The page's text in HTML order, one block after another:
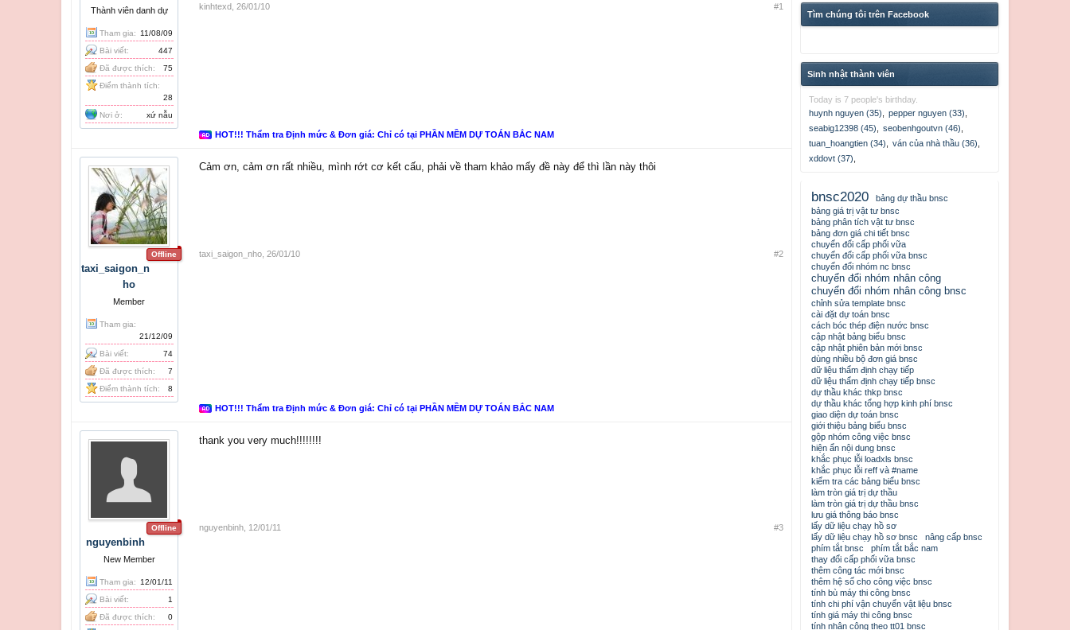
Thành viên danh dự
Tham gia:
11/08/09
Bài viết:
447
Đã được thích:
75
Điểm thành tích:
28
Nơi ở:
xứ nẫu
kinhtexd 26/01/10 #1
HOT!!! Thẩm tra Định mức & Đơn giá: Chỉ có tại PHẦN MỀM DỰ TOÁN BẮC NAM
Offline
taxi_saigon_n
ho
Member
Tham gia:
21/12/09
Bài viết:
74
Đã được thích:
7
Điểm thành tích:
8
Cảm ơn, cảm ơn rất nhiều, mình rớt cơ kết cấu, phải về tham khảo mấy đề này để thì lần này thôi
taxi_saigon_nho 26/01/10 #2
HOT!!! Thẩm tra Định mức & Đơn giá: Chỉ có tại PHẦN MỀM DỰ TOÁN BẮC NAM
Offline
nguyenbinh
New Member
Tham gia:
12/01/11
Bài viết:
1
Đã được thích:
0
thank you very much!!!!!!!!
nguyenbinh 12/01/11 #3
Tìm chúng tôi trên Facebook
Sinh nhật thành viên
Today is 7 people's birthday.
huynh nguyen (35)
pepper nguyen (33)
seabig12398 (45)
seobenhgoutvn (46)
tuan_hoangtien (34)
ván của nhà thầu (36)
xddovt (37)
bnsc2020
bảng dự thầu bnsc
bảng giá trị vật tư bnsc
bảng phân tích vật tư bnsc
bảng đơn giá chi tiết bnsc
chuyển đổi cấp phối vữa
chuyển đổi cấp phối vữa bnsc
chuyển đổi nhóm nc bnsc
chuyển đổi nhóm nhân công
chuyển đổi nhóm nhân công bnsc
chỉnh sửa template bnsc
cài đặt dự toán bnsc
cách bóc thép điện nước bnsc
cập nhật bảng biểu bnsc
cập nhật phiên bản mới bnsc
dùng nhiều bộ đơn giá bnsc
dữ liệu thẩm định chạy tiếp
dữ liệu thẩm định chạy tiếp bnsc
dự thầu khác thkp bnsc
dự thầu khác tổng hợp kinh phí bnsc
giao diện dự toán bnsc
giới thiệu bảng biểu bnsc
gộp nhóm công việc bnsc
hiện ẩn nội dung bnsc
khắc phục lỗi loadxls bnsc
khắc phục lỗi reff và #name
kiểm tra các bảng biểu bnsc
làm tròn giá trị dự thầu
làm tròn giá trị dự thầu bnsc
lưu giá thông báo bnsc
lấy dữ liệu chạy hồ sơ
lấy dữ liệu chạy hồ sơ bnsc
nâng cấp bnsc
phím tắt bnsc
phím tắt bắc nam
thay đổi cấp phối vữa bnsc
thêm công tác mới bnsc
thêm hệ số cho công việc bnsc
tính bù máy thi công bnsc
tính chi phí vận chuyển vật liệu bnsc
tính giá máy thi công bnsc
tính nhân công theo tt01 bnsc